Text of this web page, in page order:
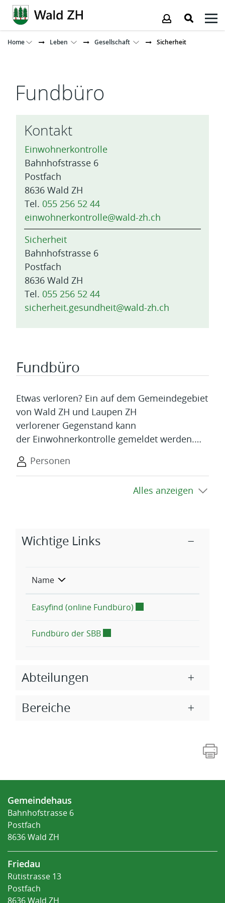
Kopfzeile
Home Leben Gesellschaft Sicherheit
Inhalt
Fundbüro
Kontakt
Einwohnerkontrolle
Bahnhofstrasse 6
Postfach
8636 Wald ZH
Tel. 055 256 52 44
einwohnerkontrolle@wald-zh.ch
Sicherheit
Bahnhofstrasse 6
Postfach
8636 Wald ZH
Tel. 055 256 52 44
sicherheit.gesundheit@wald-zh.ch
Fundbüro
Etwas verloren? Ein auf dem Gemeindegebiet
von Wald ZH und Laupen ZH
verlorener Gegenstand kann
der Einwohnerkontrolle gemeldet werden.
Gegenstand…
Personen
Alles anzeigen
Zugehörige Objekte
Wichtige Links
Name
Easyfind (online Fundbüro)
Fundbüro der SBBExterner Link wird in einem
Abteilungen
Bereiche
Fusszeile
Gemeindehaus
Bahnhofstrasse 6
Postfach
8636 Wald ZH
Friedau
Rütistrasse 13
Postfach
8636 Wald ZH